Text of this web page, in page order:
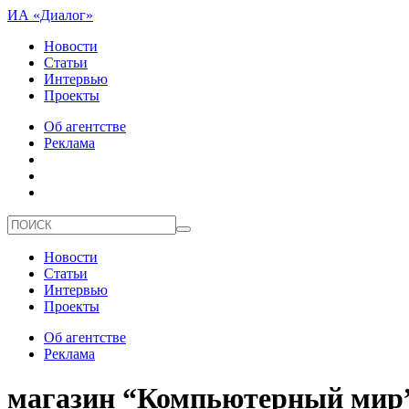
ИА «Диалог»
Новости
Статьи
Интервью
Проекты
Об агентстве
Реклама
Новости
Статьи
Интервью
Проекты
Об агентстве
Реклама
магазин “Компьютерный